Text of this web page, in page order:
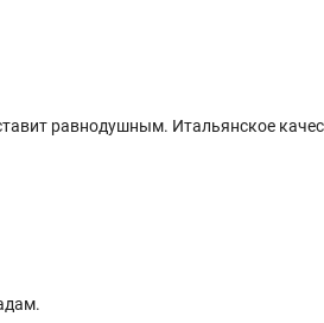
равнодушным. Итальянское